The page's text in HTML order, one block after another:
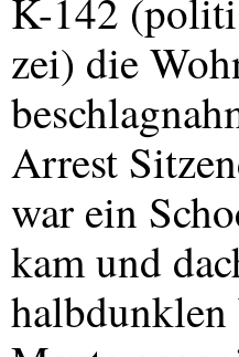
K-142
zei) die
Arrest
war ein
kam und